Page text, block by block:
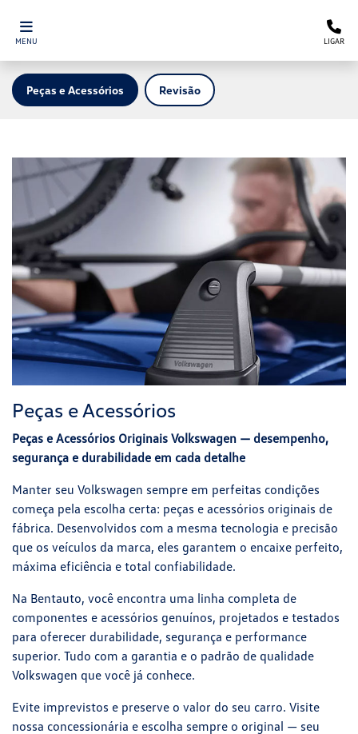
MENU LIGAR
Revisão
Peças e Acessórios
Peças e Acessórios
Peças e Acessórios Originais Volkswagen — desempenho,
segurança e durabilidade em cada detalhe
Manter seu Volkswagen sempre em perfeitas condições
começa pela escolha certa: peças e acessórios originais de
fábrica. Desenvolvidos com a mesma tecnologia e precisão
que os veículos da marca, eles garantem o encaixe perfeito,
máxima eficiência e total confiabilidade.
Na Bentauto, você encontra uma linha completa de
componentes e acessórios genuínos, projetados e testados
para oferecer durabilidade, segurança e performance
superior. Tudo com a garantia e o padrão de qualidade
Volkswagen que você já conhece.
Evite imprevistos e preserve o valor do seu carro. Visite
nossa concessionária e escolha sempre o original — seu